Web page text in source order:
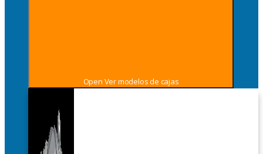
Open Ver modelos de cajas